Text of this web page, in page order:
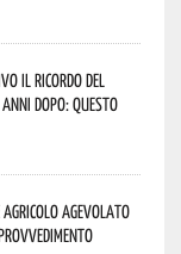
il ricordo del
dopo: questo
agricolo agevolato